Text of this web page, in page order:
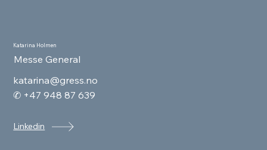
Katarina Holmen
Messe General
Linkedin
katarina@gress.no
✆ +47 948 87 639